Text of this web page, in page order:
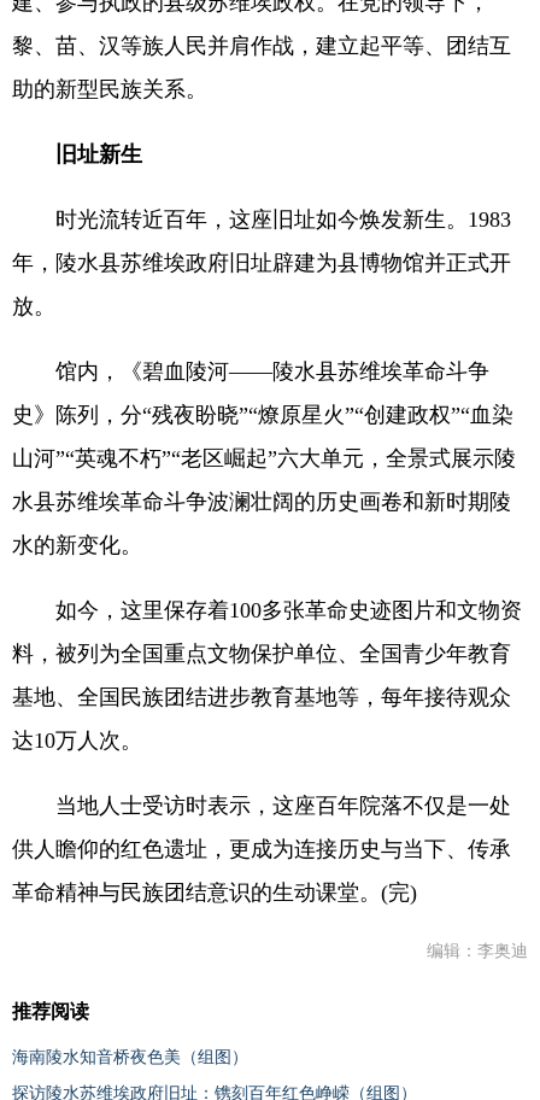
黎、苗、汉等族人民并肩作战，建立起平等、团结互
助的新型民族关系。
旧址新生
时光流转近百年，这座旧址如今焕发新生。1983
年，陵水县苏维埃政府旧址辟建为县博物馆并正式开
放。
馆内，《碧血陵河——陵水县苏维埃革命斗争
史》陈列，分“残夜盼晓”“燎原星火”“创建政权”“血染
山河”“英魂不朽”“老区崛起”六大单元，全景式展示陵
水县苏维埃革命斗争波澜壮阔的历史画卷和新时期陵
水的新变化。
如今，这里保存着100多张革命史迹图片和文物资
料，被列为全国重点文物保护单位、全国青少年教育
基地、全国民族团结进步教育基地等，每年接待观众
达10万人次。
当地人士受访时表示，这座百年院落不仅是一处
供人瞻仰的红色遗址，更成为连接历史与当下、传承
革命精神与民族团结意识的生动课堂。(完)
编辑：李奥迪
推荐阅读
海南陵水知音桥夜色美（组图）
探访陵水苏维埃政府旧址：镌刻百年红色峥嵘（组图）